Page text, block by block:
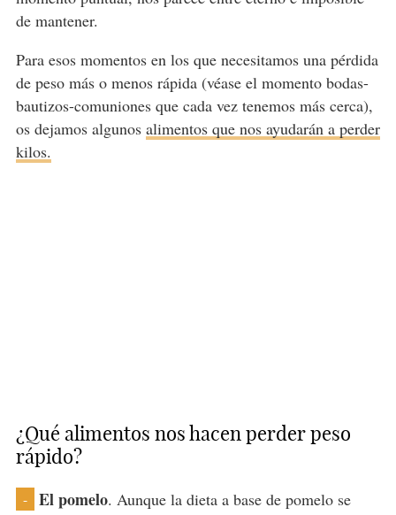
de mantener.
Para esos momentos en los que necesitamos una pérdida
de peso más o menos rápida (véase el momento bodas-
bautizos-comuniones que cada vez tenemos más cerca),
os dejamos algunos alimentos que nos ayudarán a perder
kilos.
¿Qué alimentos nos hacen perder peso
rápido?
- El pomelo. Aunque la dieta a base de pomelo se